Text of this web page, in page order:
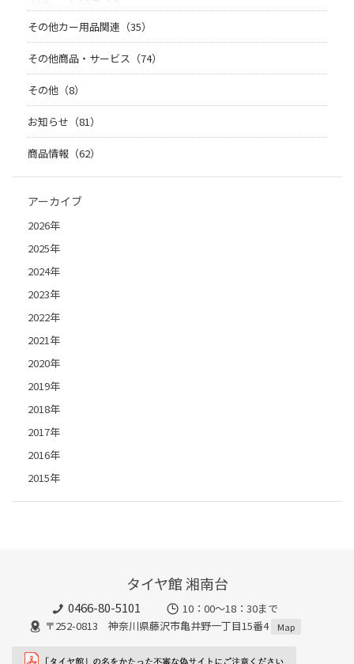
その他カー用品関連（35）
その他商品・サービス（74）
その他（8）
お知らせ（81）
商品情報（62）
アーカイブ
2026年
2025年
2024年
2023年
2022年
2021年
2020年
2019年
2018年
2017年
2016年
2015年
タイヤ館 湘南台
0466-80-5101
10：00～18：30まで
〒252-0813 神奈川県藤沢市亀井野一丁目15番4
Map